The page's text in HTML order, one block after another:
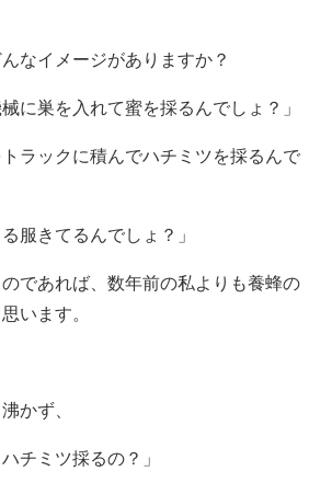
なイメージがありますか？
に巣を入れて蜜を採るんでしょ？」
トラックに積んでハチミツを採るんで
服きてるんでしょ？」
であれば、数年前の私よりも養蜂の
います。
かず、
チミツ採るの？」